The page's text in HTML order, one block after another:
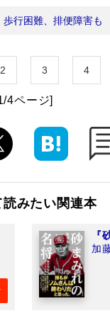
歩行困難、排便障害も
2 3 4
4ページ]
読みたい関連本
『
加